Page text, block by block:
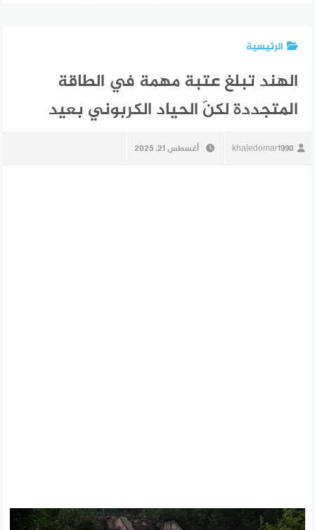
الرئيسية
الهند تبلغ عتبة مهمة في الطاقة
المتجددة لكنّ الحياد الكربوني بعيد
khaledomar1990 أغسطس 21, 2025